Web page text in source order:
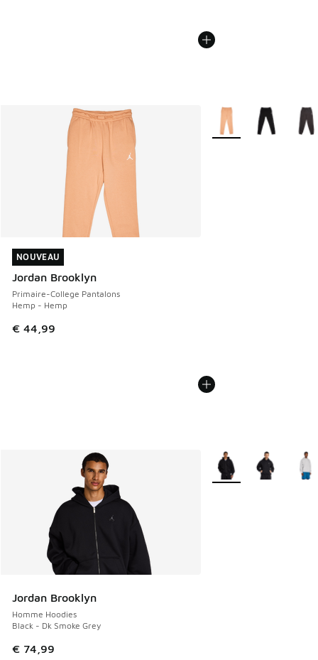
NOUVEAU
Jordan Brooklyn
Primaire-College Pantalons
Hemp - Hemp
€ 44,99
NOUVEAU
Plus de couleurs
Jordan Brooklyn
Homme Hoodies
Black - Dk Smoke Grey
€ 74,99
Plus de couleurs